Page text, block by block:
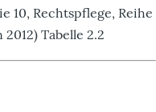
10, Rechtspflege, Reihe
Tabelle 2.2